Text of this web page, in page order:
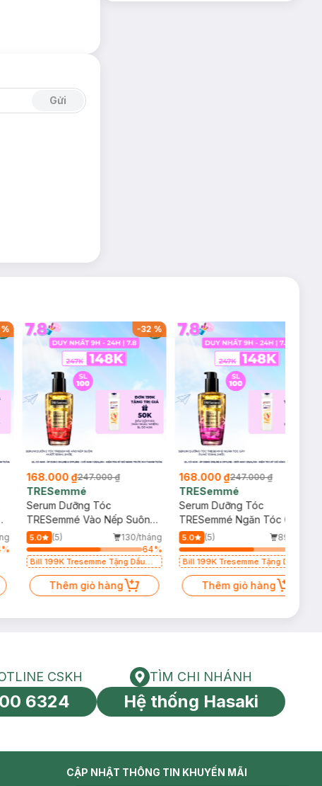
Gửi
%
-32 %
168.000 ₫247.000 ₫
TRESemmé
Serum Dưỡng Tóc
TRESemmé Vào Nếp Suôn
Mượt 100ml (Mới)
5.0 (5)
130/tháng
64%
Bill 199K Tresemme Tặng Dầu
Gội Clear 140g trị giá 50K (SL có
hạn)
Thêm giỏ hàng
168.000 ₫247.000 ₫
TRESemmé
Serum Dưỡng Tóc
TRESemmé Ngăn Tóc Gãy
Rụng 100ml (Mới)
5.0 (5)
89/tháng
Bill 199K Tresemme Tặng Dầu
Gội Clear 140g trị giá 50K (SL có
hạn)
Thêm giỏ hàng
tín toàn cầu
HOTLINE CSKH
CSKH
6324
Tìm chi nhánh
TÌM CHI NHÁNH
Hệ thống Hasaki
CẬP NHẬT THÔNG TIN KHUYẾN MÃI